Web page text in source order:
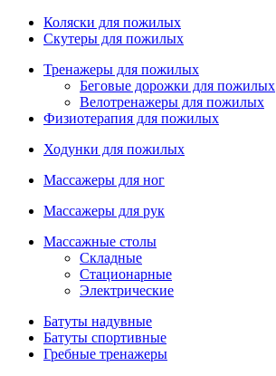
Коляски для пожилых
Скутеры для пожилых
Тренажеры для пожилых
Беговые дорожки для пожилых
Велотренажеры для пожилых
Физиотерапия для пожилых
Ходунки для пожилых
Массажеры для ног
Массажеры для рук
Массажные столы
Складные
Стационарные
Электрические
Батуты надувные
Батуты спортивные
Гребные тренажеры